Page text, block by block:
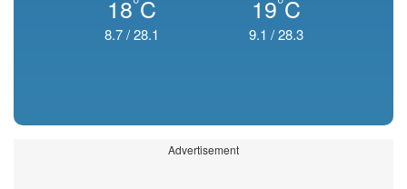
18 C
8.7/28.1
19 C
9.1 /28.3
Advertisement